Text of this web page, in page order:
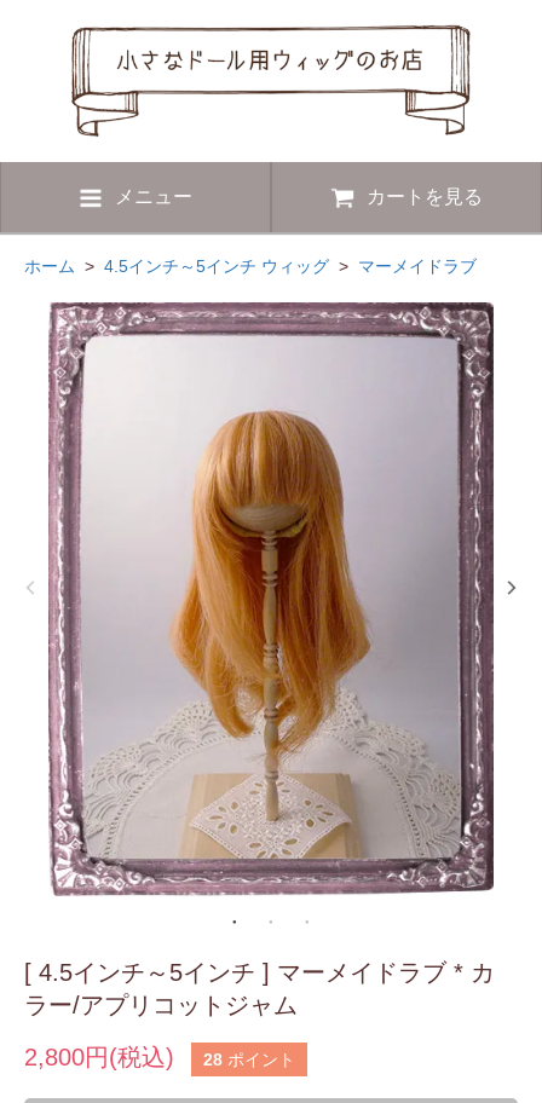
メニュー カートを見る
ホーム > 4.5インチ～5インチ ウィッグ > マーメイドラブ
[ 4.5インチ～5インチ ] マーメイドラブ * カ
ラー/アプリコットジャム
2,800円(税込)
28 ポイント